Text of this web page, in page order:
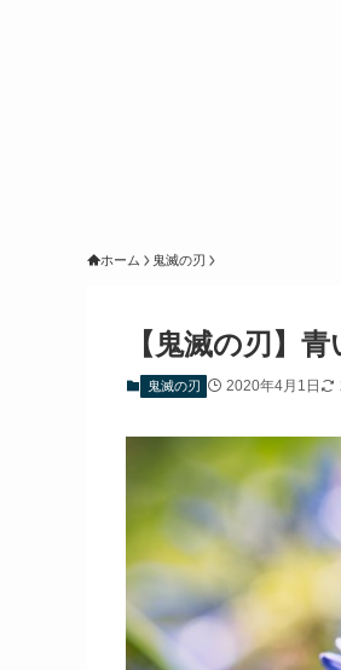
ホーム 鬼滅の刃
【鬼滅の刃】
鬼滅の刃 2020年4月1日